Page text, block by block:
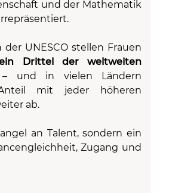
und der Mathematik
der UNESCO stellen Frauen
Drittel der weltweiten
und in vielen Ländern
mit jeder höheren
ab.
an Talent, sondern ein
Zugang und